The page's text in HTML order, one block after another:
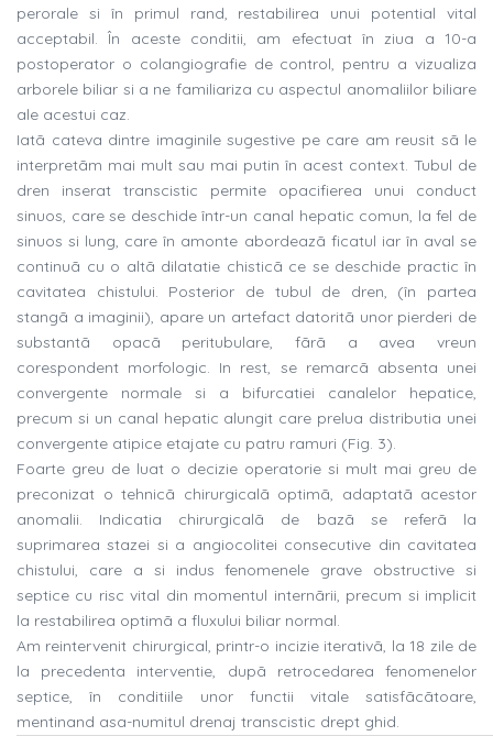
perorale si în primul rand, restabilirea unui potential vital
acceptabil. În aceste conditii, am efectuat în ziua a 10-a
postoperator o colangiografie de control, pentru a vizualiza
arborele biliar si a ne familiariza cu aspectul anomaliilor biliare
ale acestui caz.
Iatã cateva dintre imaginile sugestive pe care am reusit sã le
interpretãm mai mult sau mai putin în acest context. Tubul de
dren inserat transcistic permite opacifierea unui conduct
sinuos, care se deschide într-un canal hepatic comun, la fel de
sinuos si lung, care în amonte abordeazã ficatul iar în aval se
continuã cu o altã dilatatie chisticã ce se deschide practic în
cavitatea chistului. Posterior de tubul de dren, (în partea
stangã a imaginii), apare un artefact datoritã unor pierderi de
substantã opacã peritubulare, fãrã a avea vreun
corespondent morfologic. In rest, se remarcã absenta unei
convergente normale si a bifurcatiei canalelor hepatice,
precum si un canal hepatic alungit care prelua distributia unei
convergente atipice etajate cu patru ramuri (Fig. 3).
Foarte greu de luat o decizie operatorie si mult mai greu de
preconizat o tehnicã chirurgicalã optimã, adaptatã acestor
anomalii. Indicatia chirurgicalã de bazã se referã la
suprimarea stazei si a angiocolitei consecutive din cavitatea
chistului, care a si indus fenomenele grave obstructive si
septice cu risc vital din momentul internãrii, precum si implicit
la restabilirea optimã a fluxului biliar normal.
Am reintervenit chirurgical, printr-o incizie iterativã, la 18 zile de
la precedenta interventie, dupã retrocedarea fenomenelor
septice, în conditiile unor functii vitale satisfãcãtoare,
mentinand asa-numitul drenaj transcistic drept ghid.